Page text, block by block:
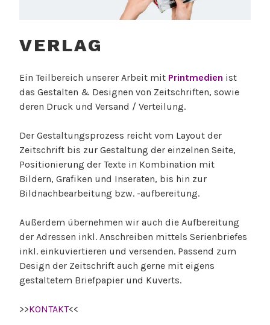
VERLAG
Ein Teilbereich unserer Arbeit mit Printmedien ist
das Gestalten & Designen von Zeitschriften, sowie
deren Druck und Versand / Verteilung.
Der Gestaltungsprozess reicht vom Layout der
Zeitschrift bis zur Gestaltung der einzelnen Seite,
Positionierung der Texte in Kombination mit
Bildern, Grafiken und Inseraten, bis hin zur
Bildnachbearbeitung bzw. -aufbereitung.
Außerdem übernehmen wir auch die Aufbereitung
der Adressen inkl. Anschreiben mittels Serienbriefes
inkl. einkuviertieren und versenden. Passend zum
Design der Zeitschrift auch gerne mit eigens
gestaltetem Briefpapier und Kuverts.
>>KONTAKT<<